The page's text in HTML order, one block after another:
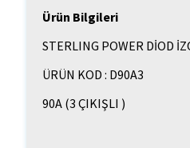
Ürün Bilgileri
STERLING POWER DİOD
ÜRÜN KOD : D90A3
90A (3 ÇIKIŞLI )